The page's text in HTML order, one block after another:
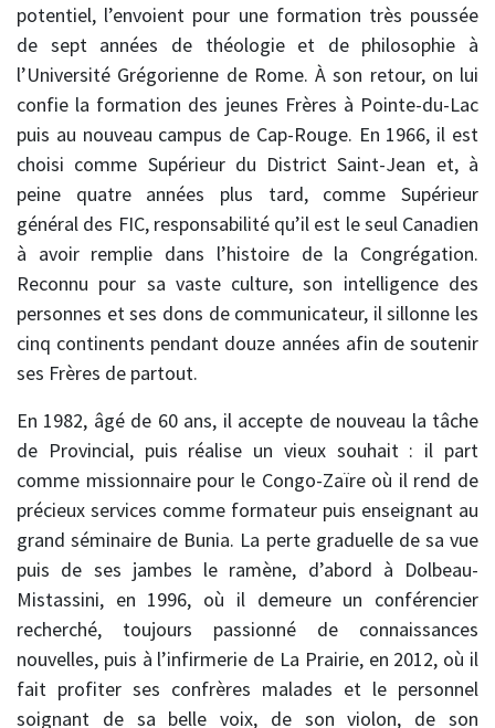
potentiel, l’envoient pour une formation très poussée
de sept années de théologie et de philosophie à
l’Université Grégorienne de Rome. À son retour, on lui
confie la formation des jeunes Frères à Pointe-du-Lac
puis au nouveau campus de Cap-Rouge. En 1966, il est
choisi comme Supérieur du District Saint-Jean et, à
peine quatre années plus tard, comme Supérieur
général des FIC, responsabilité qu’il est le seul Canadien
à avoir remplie dans l’histoire de la Congrégation.
Reconnu pour sa vaste culture, son intelligence des
personnes et ses dons de communicateur, il sillonne les
cinq continents pendant douze années afin de soutenir
ses Frères de partout.
En 1982, âgé de 60 ans, il accepte de nouveau la tâche
de Provincial, puis réalise un vieux souhait : il part
comme missionnaire pour le Congo-Zaïre où il rend de
précieux services comme formateur puis enseignant au
grand séminaire de Bunia. La perte graduelle de sa vue
puis de ses jambes le ramène, d’abord à Dolbeau-
Mistassini, en 1996, où il demeure un conférencier
recherché, toujours passionné de connaissances
nouvelles, puis à l’infirmerie de La Prairie, en 2012, où il
fait profiter ses confrères malades et le personnel
soignant de sa belle voix, de son violon, de son